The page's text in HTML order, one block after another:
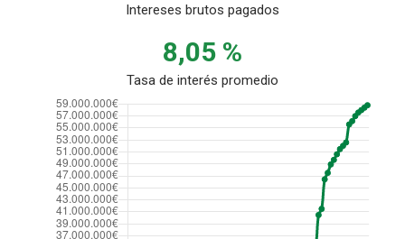
Intereses brutos pagados
8,05 %
Tasa de interés promedio